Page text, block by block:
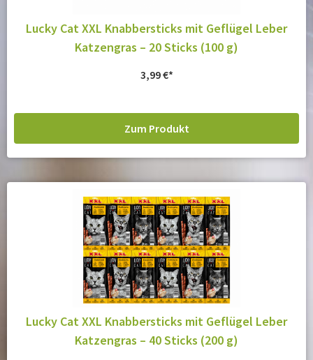
Lucky Cat XXL Knabbersticks mit Geflügel Leber
Katzengras – 20 Sticks (100 g)
3,99€
Zum Produkt
Lucky Cat XXL Knabbersticks mit Geflügel Leber
Katzengras – 40 Sticks (200 g)